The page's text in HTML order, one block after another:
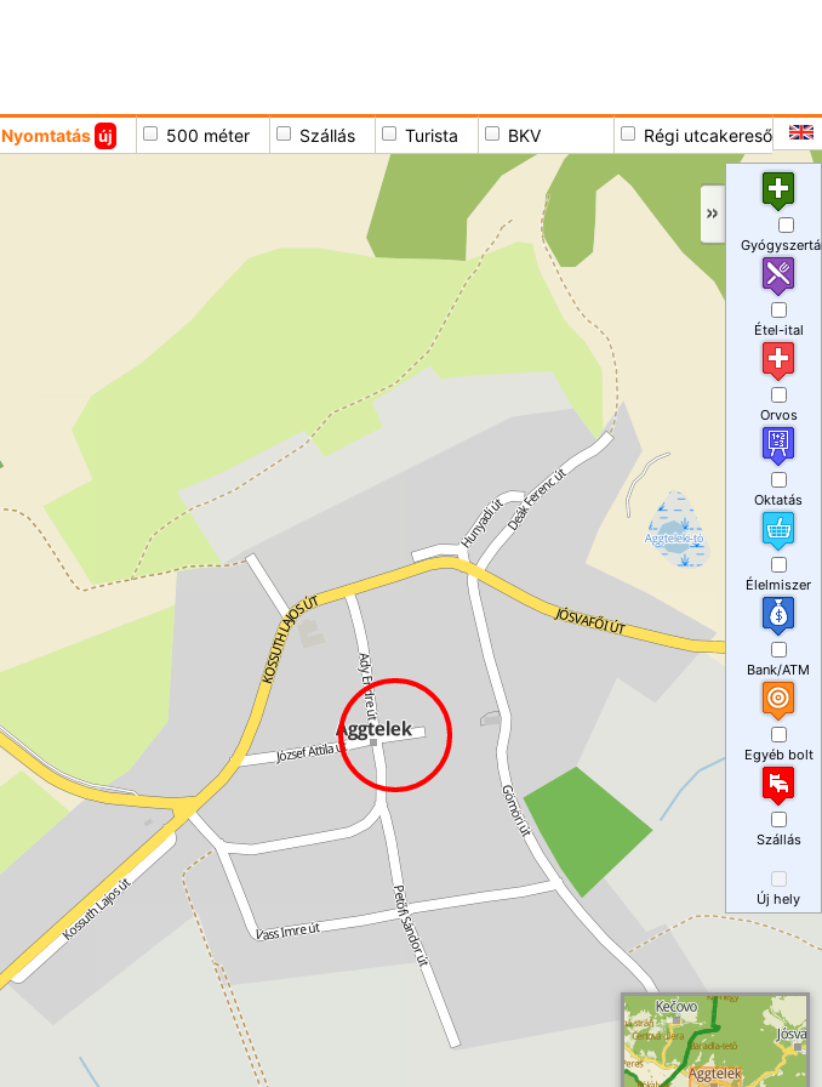
Nyomtatás új 500 méter Szállás Turista BKV Régi utcakereső
Étel-ital
Orvos
Oktatás
Élelmiszer
Bank/ATM
Egyéb bolt
Szállás
Új hely